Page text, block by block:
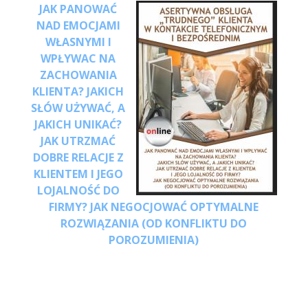
JAK PANOWAĆ
NAD EMOCJAMI
WŁASNYMI I
WPŁYWAC NA
ZACHOWANIA
KLIENTA? JAKICH
SŁÓW UŻYWAĆ, A
JAKICH UNIKAĆ?
JAK UTRZMAĆ
DOBRE RELACJE Z
KLIENTEM I JEGO
LOJALNOŚĆ DO
FIRMY? JAK NEGOCJOWAĆ OPTYMALNE
ROZWIĄZANIA (OD KONFLIKTU DO
POROZUMIENIA)